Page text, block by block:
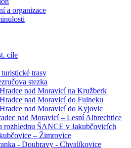
a organizace
cíle
turistické trasy
stezka
nad Moravicí na Kružberk
nad Moravicí do Fulneku
nad Moravicí do Kyjovic
nad Moravicí – Lesní Albrechtice
rozhlednu ŠANCE v Jakubčovicích
– Žimrovice
- Doubravy - Chvalíkovice